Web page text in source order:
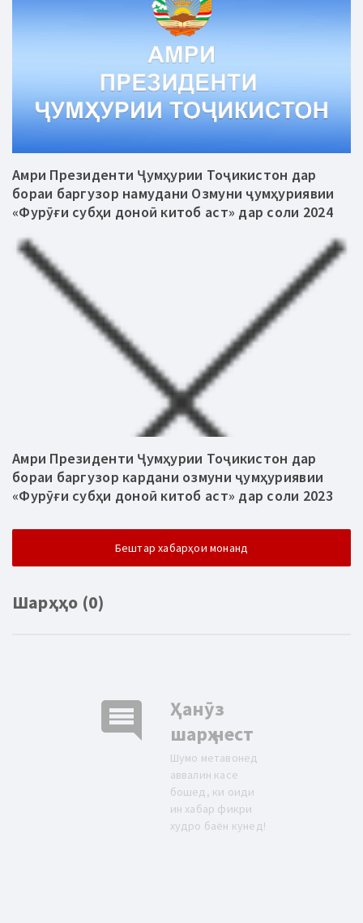
Амри Президенти Ҷумҳурии Тоҷикистон дар
бораи баргузор намудани Озмуни ҷумҳуриявии
«Фурӯғи субҳи доноӣ китоб аст» дар соли 2024
Амри Президенти Ҷумҳурии Тоҷикистон дар
бораи баргузор кардани озмуни ҷумҳуриявии
«Фурӯғи субҳи доноӣ китоб аст» дар соли 2023
Бештар хабарҳои монанд
Шарҳҳо (0)
comment
Ҳанӯз
шарҳ нест
Шумо метавонед
аввалин касе
бошед, ки оиди
ин хабар фикри
худро баён кунед!